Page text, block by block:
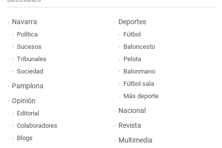
Navarra
Política
Sucesos
Tribunales
Sociedad
Pamplona
Opinión
Editorial
Colaboradores
Blogs
Deportes
Fútbol
Baloncesto
Pelota
Balonmano
Fútbol sala
Más deporte
Nacional
Revista
Multimedia